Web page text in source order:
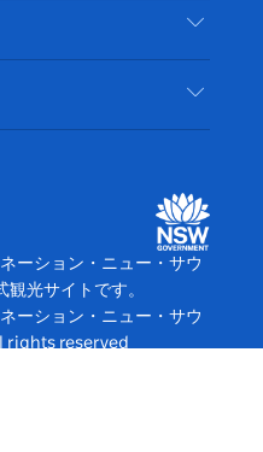
ー・サウス・ウェール
ーション・ニュー・サウ
観光サイトです。
ーション・ニュー・サウ
rights reserved